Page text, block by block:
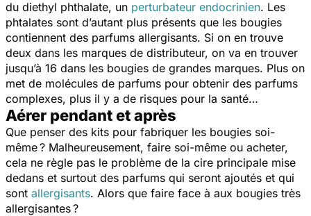
du diethyl phthalate, un perturbateur endocrinien. Les
phtalates sont d’autant plus présents que les bougies
contiennent des parfums allergisants. Si on en trouve
deux dans les marques de distributeur, on va en trouver
jusqu’à 16 dans les bougies de grandes marques. Plus on
met de molécules de parfums pour obtenir des parfums
complexes, plus il y a de risques pour la santé…
Aérer pendant et après
Que penser des kits pour fabriquer les bougies soi-
même ? Malheureusement, faire soi-même ou acheter,
cela ne règle pas le problème de la cire principale mise
dedans et surtout des parfums qui seront ajoutés et qui
sont allergisants. Alors que faire face à aux bougies très
allergisantes ?